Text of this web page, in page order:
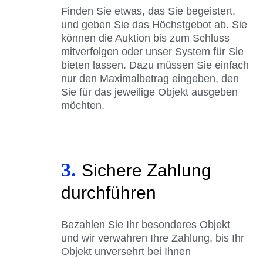
Finden Sie etwas, das Sie begeistert,
und geben Sie das Höchstgebot ab. Sie
können die Auktion bis zum Schluss
mitverfolgen oder unser System für Sie
bieten lassen. Dazu müssen Sie einfach
nur den Maximalbetrag eingeben, den
Sie für das jeweilige Objekt ausgeben
möchten.
3. Sichere Zahlung
durchführen
Bezahlen Sie Ihr besonderes Objekt
und wir verwahren Ihre Zahlung, bis Ihr
Objekt unversehrt bei Ihnen